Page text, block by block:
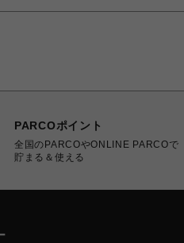
PARCOポイント
全国のPARCOやONLINE PARCOで
貯まる＆使える